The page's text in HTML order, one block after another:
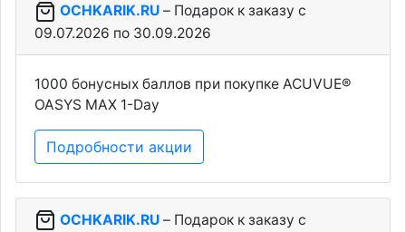
OCHKARIK.RU – Подарок к заказу c
09.07.2026 по 30.09.2026
1000 бонусных баллов при покупке ACUVUE®
OASYS MAX 1-Day
Подробности акции
OCHKARIK.RU – Подарок к заказу c